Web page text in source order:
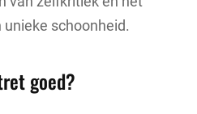
schoonheid.
goed?